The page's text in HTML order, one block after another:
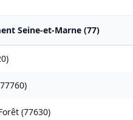
Seine-et-Marne (77)
)
77760)
(77630)